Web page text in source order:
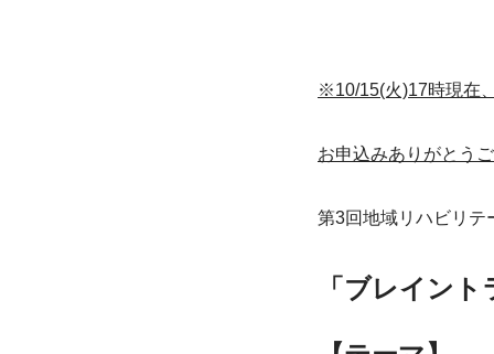
※10/15(火)17時現在
お申込みありがとう
第3回地域リハビリテ
「ブレイン